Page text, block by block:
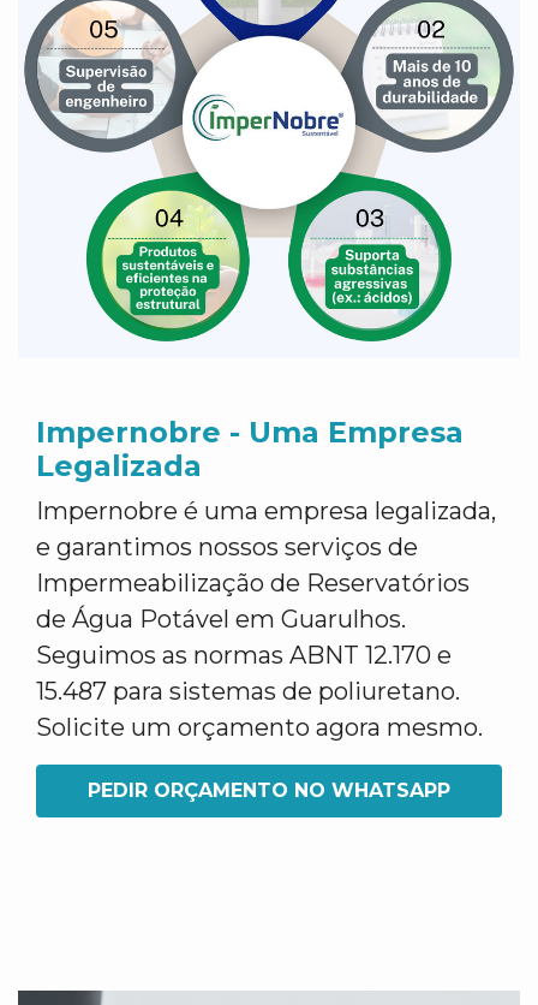
Impernobre - Uma Empresa
Legalizada
Impernobre é uma empresa legalizada,
e garantimos nossos serviços de
Impermeabilização de Reservatórios
de Água Potável em Guarulhos.
Seguimos as normas ABNT 12.170 e
15.487 para sistemas de poliuretano.
Solicite um orçamento agora mesmo.
PEDIR ORÇAMENTO NO WHATSAPP